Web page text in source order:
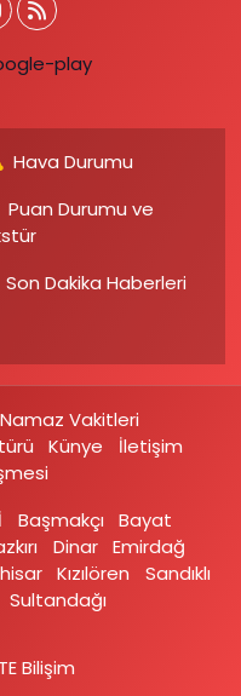
Hava Durumu
Puan Durumu ve
Son Dakika Haberleri
Vakitleri
Künye
İletişim
Başmakçı
Bayat
Dinar Emirdağ‎
Kızılören‎
Sandıklı‎
Sultandağı
TE Bilişim